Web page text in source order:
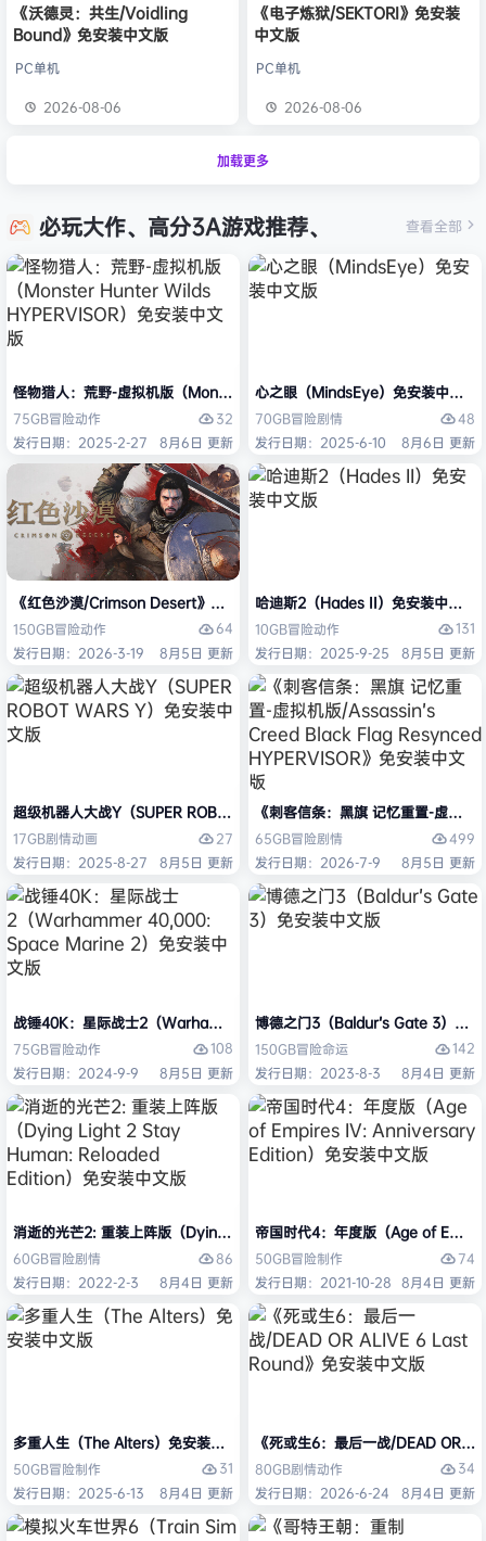
《沃德灵：共生/Voidling
Bound》免安装中文版
PC单机
2026-08-06
《电子炼狱/SEKTORI》免安装
中文版
PC单机
2026-08-06
加载更多
必玩大作、高分3A游戏推荐、 查看全部
怪物猎人：荒野-虚拟机版（Monster Hunter Wilds HYPERVISOR）免安
75GB冒险动作
32
发行日期：2025-2-27
8月6日 更新
心之眼（MindsEye）免安装中文版
70GB冒险剧情
48
发行日期：2025-6-10
8月6日 更新
《红色沙漠/Crimson Desert》免安装中文版
150GB冒险动作
64
发行日期：2026-3-19
8月5日 更新
哈迪斯2（Hades II）免安装中文版
10GB冒险动作
131
发行日期：2025-9-25
8月5日 更新
超级机器人大战Y（SUPER ROBOT WARS Y）免安装中文版
17GB剧情动画
27
发行日期：2025-8-27
8月5日 更新
《刺客信条：黑旗 记忆重置-虚拟
65GB冒险剧情
499
发行日期：2026-7-9
8月5日 更新
战锤40K：星际战士2（Warhammer 40,000: Space Marine 2）免安装
75GB冒险动作
108
发行日期：2024-9-9
8月5日 更新
博德之门3（Baldur’s Gate 3）免安
150GB冒险命运
142
发行日期：2023-8-3
8月4日 更新
消逝的光芒2: 重装上阵版（Dying Light 2 Stay Human: Reloaded
60GB冒险剧情
86
发行日期：2022-2-3
8月4日 更新
帝国时代4：年度版（Age of
50GB冒险制作
74
发行日期：2021-10-28 8月4日 更新
多重人生（The Alters）免安装中文版
50GB冒险制作
31
发行日期：2025-6-13
8月4日 更新
《死或生6：最后一战/DEAD OR
80GB剧情动作
34
发行日期：2026-6-24
8月4日 更新